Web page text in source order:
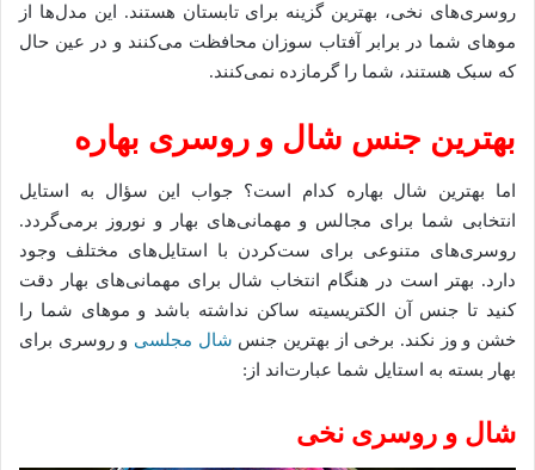
روسری‌های نخی، بهترین گزینه برای تابستان هستند. این مدل‌ها از
موهای شما در برابر آفتاب سوزان محافظت می‌کنند و در عین‌ حال
که سبک هستند، شما را گرمازده نمی‌کنند.
بهترین جنس شال و روسری بهاره
اما بهترین شال بهاره کدام است؟ جواب این سؤال به استایل
انتخابی شما برای مجالس و مهمانی‌های بهار و نوروز برمی‌گردد.
روسری‌های متنوعی برای ست‌کردن با استایل‌های مختلف وجود
دارد. بهتر است در هنگام انتخاب شال برای مهمانی‌های بهار دقت
کنید تا جنس آن الکتریسیته ساکن نداشته باشد و موهای شما را
خشن و وز نکند. برخی از بهترین جنس شال مجلسی و روسری برای
بهار بسته به استایل شما عبارت‌اند از:
شال و روسری نخی